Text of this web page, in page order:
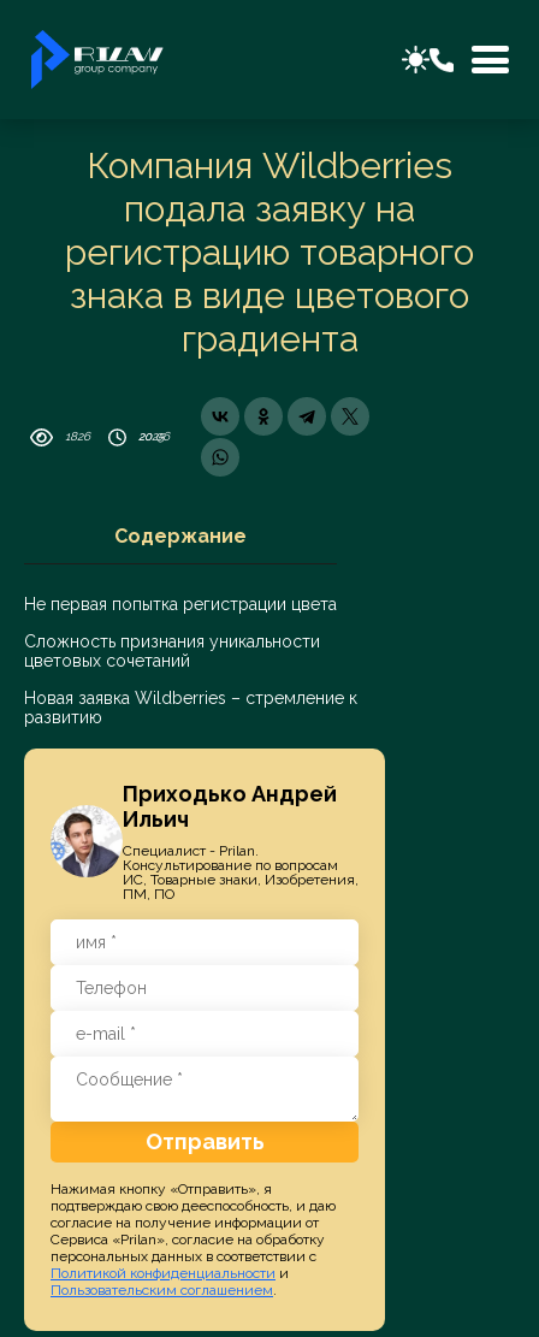
Компания Wildberries
подала заявку на
регистрацию товарного
знака в виде цветового
градиента
1826 20 06 2025
Содержание
Не первая попытка регистрации цвета
Сложность признания уникальности
цветовых сочетаний
Новая заявка Wildberries – стремление к
развитию
Приходько Андрей
Ильич
Специалист - Prilan.
Консультирование по вопросам
ИС, Товарные знаки, Изобретения,
ПМ, ПО
Отправить
Нажимая кнопку «Отправить», я
подтверждаю свою дееспособность, и даю
согласие на получение информации от
Сервиса «Prilan», согласие на обработку
персональных данных в соответствии с
Политикой конфиденциальности и
Пользовательским соглашением.